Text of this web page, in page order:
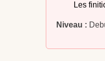
Les
Niveau :